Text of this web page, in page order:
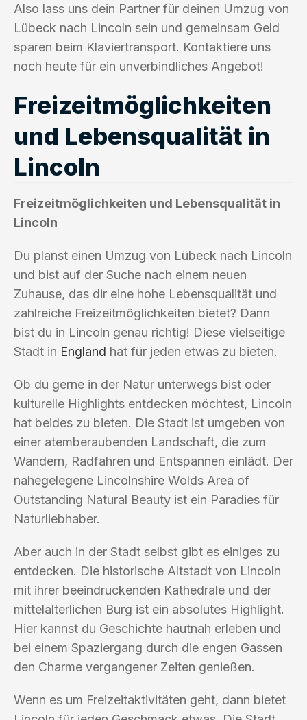
Also lass uns dein Partner für deinen Umzug von
Lübeck nach Lincoln sein und gemeinsam Geld
sparen beim Klaviertransport. Kontaktiere uns
noch heute für ein unverbindliches Angebot!
Freizeitmöglichkeiten
und Lebensqualität in
Lincoln
Freizeitmöglichkeiten und Lebensqualität in
Lincoln
Du planst einen Umzug von Lübeck nach Lincoln
und bist auf der Suche nach einem neuen
Zuhause, das dir eine hohe Lebensqualität und
zahlreiche Freizeitmöglichkeiten bietet? Dann
bist du in Lincoln genau richtig! Diese vielseitige
Stadt in England hat für jeden etwas zu bieten.
Ob du gerne in der Natur unterwegs bist oder
kulturelle Highlights entdecken möchtest, Lincoln
hat beides zu bieten. Die Stadt ist umgeben von
einer atemberaubenden Landschaft, die zum
Wandern, Radfahren und Entspannen einlädt. Der
nahegelegene Lincolnshire Wolds Area of
Outstanding Natural Beauty ist ein Paradies für
Naturliebhaber.
Aber auch in der Stadt selbst gibt es einiges zu
entdecken. Die historische Altstadt von Lincoln
mit ihrer beeindruckenden Kathedrale und der
mittelalterlichen Burg ist ein absolutes Highlight.
Hier kannst du Geschichte hautnah erleben und
bei einem Spaziergang durch die engen Gassen
den Charme vergangener Zeiten genießen.
Wenn es um Freizeitaktivitäten geht, dann bietet